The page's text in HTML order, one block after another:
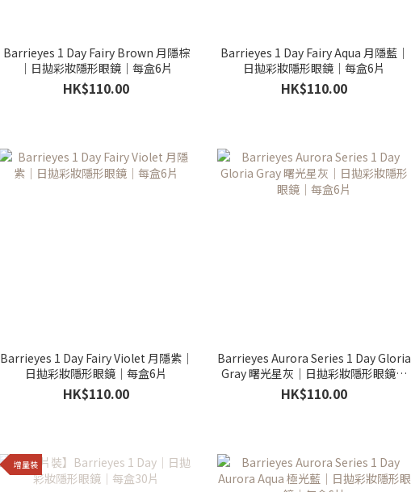
Barrieyes 1 Day Fairy Brown 月隱棕
｜日拋彩妝隱形眼鏡｜每盒6片
HK$110.00
Barrieyes 1 Day Fairy Aqua 月隱藍｜
日拋彩妝隱形眼鏡｜每盒6片
HK$110.00
Barrieyes 1 Day Fairy Violet 月隱紫｜
日拋彩妝隱形眼鏡｜每盒6片
HK$110.00
Barrieyes Aurora Series 1 Day Gloria
Gray 曙光星灰｜日拋彩妝隱形眼鏡｜
每盒6片
HK$110.00
增量裝